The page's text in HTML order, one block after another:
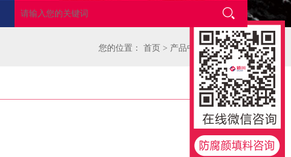
您的位置： 首页 > 产品中心> 特种涂料